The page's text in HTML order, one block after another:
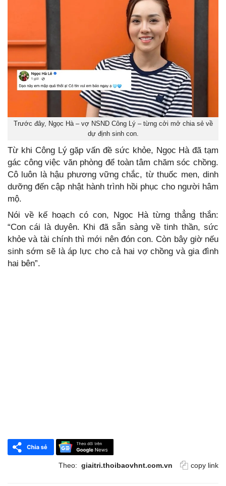
Trước đây, Ngọc Hà – vợ NSND Công Lý – từng cởi mở chia sẻ về
dự định sinh con.
Từ khi Công Lý gặp vấn đề sức khỏe, Ngọc Hà đã tạm
gác công việc văn phòng để toàn tâm chăm sóc chồng.
Cô luôn là hậu phương vững chắc, từ thuốc men, dinh
dưỡng đến cập nhật hành trình hồi phục cho người hâm
mộ.
Nói về kế hoạch có con, Ngọc Hà từng thẳng thắn:
“Con cái là duyên. Khi đã sẵn sàng về tinh thần, sức
khỏe và tài chính thì mới nên đón con. Còn bây giờ nếu
sinh sớm sẽ là áp lực cho cả hai vợ chồng và gia đình
hai bên”.
Theo: giaitri.thoibaovhnt.com.vn copy link